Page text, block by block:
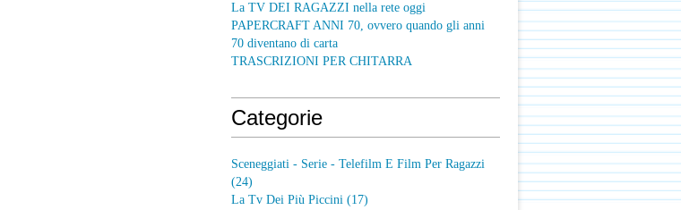
La TV DEI RAGAZZI nella rete oggi
PAPERCRAFT ANNI 70, ovvero quando gli anni
70 diventano di carta
TRASCRIZIONI PER CHITARRA
Categorie
Sceneggiati - Serie - Telefilm E Film Per Ragazzi
(24)
La Tv Dei Più Piccini (17)